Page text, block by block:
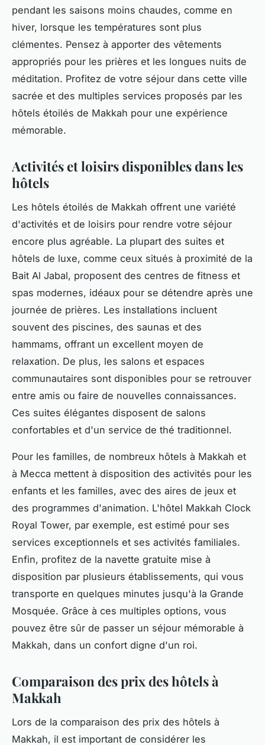
pendant les saisons moins chaudes, comme en
hiver, lorsque les températures sont plus
clémentes. Pensez à apporter des vêtements
appropriés pour les prières et les longues nuits de
méditation. Profitez de votre séjour dans cette ville
sacrée et des multiples services proposés par les
hôtels étoilés de Makkah pour une expérience
mémorable.
Activités et loisirs disponibles dans les
hôtels
Les hôtels étoilés de Makkah offrent une variété
d'activités et de loisirs pour rendre votre séjour
encore plus agréable. La plupart des suites et
hôtels de luxe, comme ceux situés à proximité de la
Bait Al Jabal, proposent des centres de fitness et
spas modernes, idéaux pour se détendre après une
journée de prières. Les installations incluent
souvent des piscines, des saunas et des
hammams, offrant un excellent moyen de
relaxation. De plus, les salons et espaces
communautaires sont disponibles pour se retrouver
entre amis ou faire de nouvelles connaissances.
Ces suites élégantes disposent de salons
confortables et d'un service de thé traditionnel.
Pour les familles, de nombreux hôtels à Makkah et
à Mecca mettent à disposition des activités pour les
enfants et les familles, avec des aires de jeux et
des programmes d'animation. L'hôtel Makkah Clock
Royal Tower, par exemple, est estimé pour ses
services exceptionnels et ses activités familiales.
Enfin, profitez de la navette gratuite mise à
disposition par plusieurs établissements, qui vous
transporte en quelques minutes jusqu'à la Grande
Mosquée. Grâce à ces multiples options, vous
pouvez être sûr de passer un séjour mémorable à
Makkah, dans un confort digne d'un roi.
Comparaison des prix des hôtels à
Makkah
Lors de la comparaison des prix des hôtels à
Makkah, il est important de considérer les